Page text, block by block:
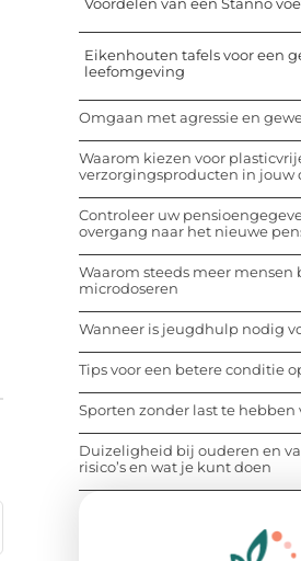
Eikenhouten tafels voor een
leefomgeving
Omgaan met agressie en
Waarom kiezen voor
verzorgingsproducten in jouw
Controleer uw
overgang naar het nieuwe
Waarom steeds meer mensen
microdoseren
Wanneer is jeugdhulp nodig
Tips voor een betere conditie
Sporten zonder last te hebben
Duizeligheid bij ouderen en
risico’s en wat je kunt doen